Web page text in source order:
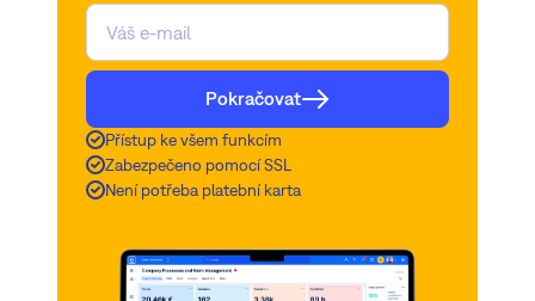
Pokračovat
Přístup ke všem funkcím
Zabezpečeno pomocí SSL
Není potřeba platební karta